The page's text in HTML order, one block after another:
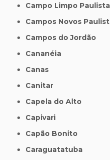
Campo Limpo Paulista
Campos Novos
Campos do Jordão
Cananéia
Canas
Canitar
Capela do Alto
Capivari
Capão Bonito
Caraguatatuba